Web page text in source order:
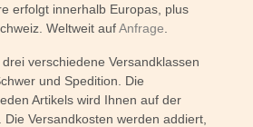
erfolgt innerhalb Europas, plus
Weltweit aufAnfrage
verschiedene Versandklassen
und Spedition. Die
Artikels wird Ihnen auf der
Versandkosten werden addiert,